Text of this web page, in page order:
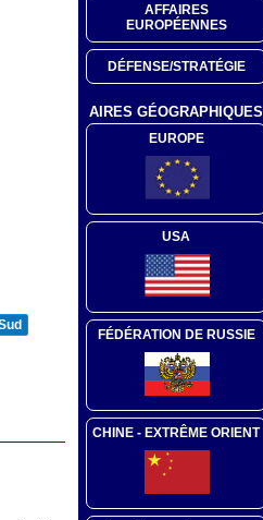
AFFAIRES
EUROPÉENNES
DÉFENSE/STRATÉGIE
AIRES GÉOGRAPHIQUES
EUROPE
USA
FÉDÉRATION DE RUSSIE
CHINE - EXTRÊME ORIENT